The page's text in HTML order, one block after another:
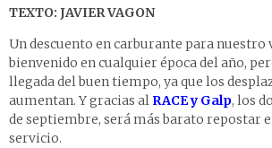
TEXTO: JAVIER VAGON
Un descuento en carburante para nuestro
bienvenido en cualquier época del año,
llegada del buen tiempo, ya que los
aumentan. Y gracias al RACE y Galp, los
de septiembre, será más barato repostar
servicio.